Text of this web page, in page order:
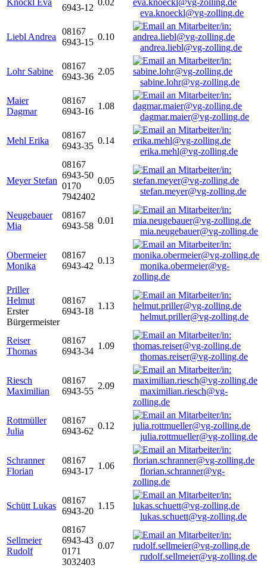
Knöckl Eva
6943-12
0.02
eva.knoeckl@vg-zolling.de
Liebl Andrea
08167
6943-15
0.10
andrea.liebl@vg-zolling.de
Lohr Sabine
08167
6943-36
2.05
sabine.lohr@vg-zolling.de
Maier
Dagmar
08167
6943-16
1.08
dagmar.maier@vg-zolling.de
Mehl Erika
08167
6943-35
0.14
erika.mehl@vg-zolling.de
Meyer Stefan
08167
6943-50
0170
7942402
0.05
stefan.meyer@vg-zolling.de
Neugebauer
Mia
08167
6943-58
0.01
mia.neugebauer@vg-zolling.de
Obermeier
Monika
08167
6943-42
0.13
monika.obermeier@vg-
zolling.de
Priller
Helmut
Erster
Bürgermeister
08167
6943-18
1.13
helmut.priller@vg-zolling.de
Reiser
Thomas
08167
6943-34
1.09
thomas.reiser@vg-zolling.de
Riesch
Maximilian
08167
6943-55
2.09
maximilian.riesch@vg-
zolling.de
Rottmüller
Julia
08167
6943-62
0.12
julia.rottmueller@vg-zolling.de
Schranner
Florian
08167
6943-17
1.06
florian.schranner@vg-
zolling.de
Schütt Lukas
08167
6943-20
1.15
lukas.schuett@vg-zolling.de
Sellmeier
Rudolf
08167
6943-43
0171
3032403
0.07
rudolf.sellmeier@vg-zolling.de